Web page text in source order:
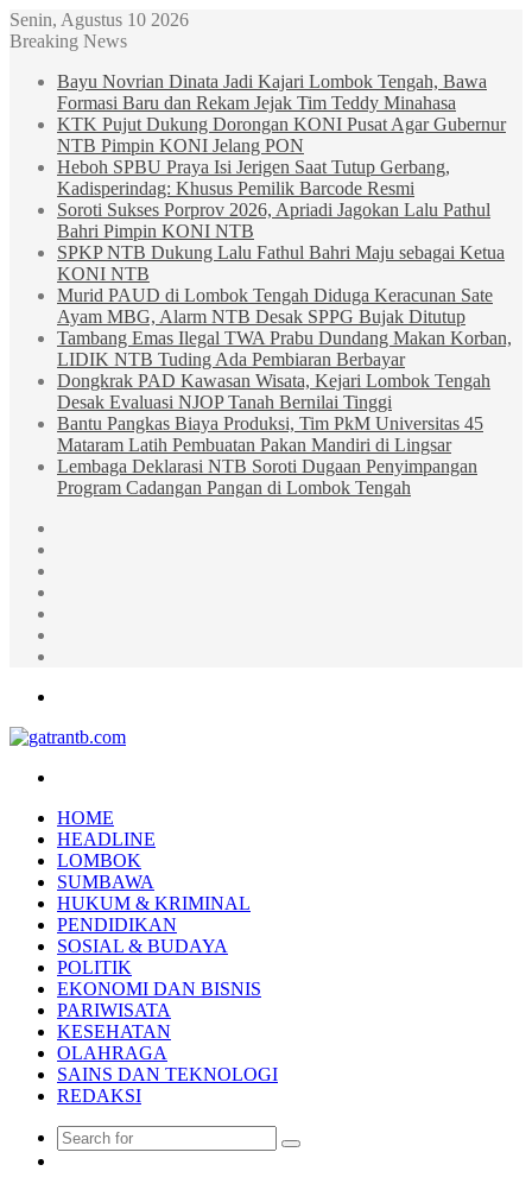
Senin, Agustus 10 2026
Breaking News
Bayu Novrian Dinata Jadi Kajari Lombok Tengah, Bawa
Formasi Baru dan Rekam Jejak Tim Teddy Minahasa
KTK Pujut Dukung Dorongan KONI Pusat Agar Gubernur
NTB Pimpin KONI Jelang PON
Heboh SPBU Praya Isi Jerigen Saat Tutup Gerbang,
Kadisperindag: Khusus Pemilik Barcode Resmi
Soroti Sukses Porprov 2026, Apriadi Jagokan Lalu Pathul
Bahri Pimpin KONI NTB
SPKP NTB Dukung Lalu Fathul Bahri Maju sebagai Ketua
KONI NTB
Murid PAUD di Lombok Tengah Diduga Keracunan Sate
Ayam MBG, Alarm NTB Desak SPPG Bujak Ditutup
Tambang Emas Ilegal TWA Prabu Dundang Makan Korban,
LIDIK NTB Tuding Ada Pembiaran Berbayar
Dongkrak PAD Kawasan Wisata, Kejari Lombok Tengah
Desak Evaluasi NJOP Tanah Bernilai Tinggi
Bantu Pangkas Biaya Produksi, Tim PkM Universitas 45
Mataram Latih Pembuatan Pakan Mandiri di Lingsar
Lembaga Deklarasi NTB Soroti Dugaan Penyimpangan
Program Cadangan Pangan di Lombok Tengah
HOME
HEADLINE
LOMBOK
SUMBAWA
HUKUM & KRIMINAL
PENDIDIKAN
SOSIAL & BUDAYA
POLITIK
EKONOMI DAN BISNIS
PARIWISATA
KESEHATAN
OLAHRAGA
SAINS DAN TEKNOLOGI
REDAKSI
Search